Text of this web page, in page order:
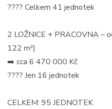
???? Celkem 41 jednotek
2 LOŽNICE + PRACOVNA –
122 m²)
➡️ cca 6 470 000 Kč
???? Jen 16 jednotek
CELKEM: 95 JEDNOTEK